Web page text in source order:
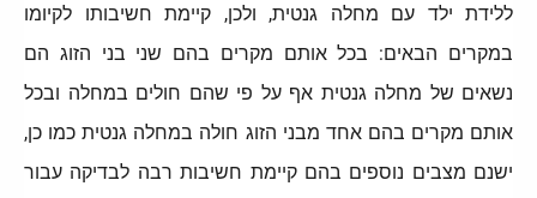
ללידת ילד עם מחלה גנטית, ולכן, קיימת חשיבותו לקיומו
במקרים הבאים: בכל אותם מקרים בהם שני בני הזוג הם
נשאים של מחלה גנטית אף על פי שהם חולים במחלה ובכל
אותם מקרים בהם אחד מבני הזוג חולה במחלה גנטית כמו כן,
ישנם מצבים נוספים בהם קיימת חשיבות רבה לבדיקה עבור